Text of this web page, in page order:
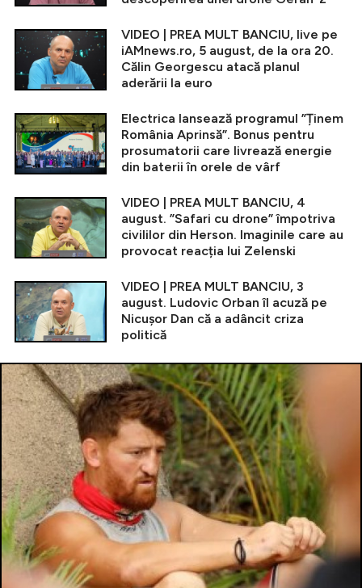
VIDEO | PREA MULT BANCIU, live pe
iAMnews.ro, 5 august, de la ora 20.
Călin Georgescu atacă planul
aderării la euro
Electrica lansează programul ”Ținem
România Aprinsă”. Bonus pentru
prosumatorii care livrează energie
din baterii în orele de vârf
VIDEO | PREA MULT BANCIU, 4
august. ”Safari cu drone” împotriva
civililor din Herson. Imaginile care au
provocat reacția lui Zelenski
VIDEO | PREA MULT BANCIU, 3
august. Ludovic Orban îl acuză pe
Nicușor Dan că a adâncit criza
politică